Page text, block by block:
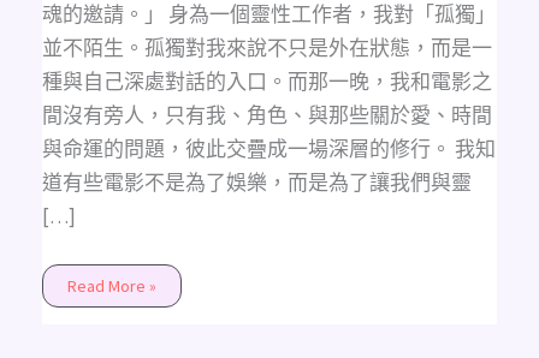
魂的邀請。」 身為一個靈性工作者，我對「孤獨」
並不陌生。孤獨對我來說不只是外在狀態，而是一
種與自己深處對話的入口。而那一晚，我和電影之
間沒有旁人，只有我、角色、與那些關於愛、時間
與命運的問題，彼此交疊成一場深層的修行。 我知
道有些電影不是為了娛樂，而是為了讓我們與靈
[…]
Read More »